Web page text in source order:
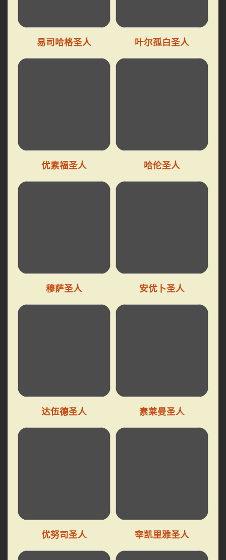
易司哈格圣人 叶尔孤白圣人
优素福圣人 哈伦圣人
穆萨圣人 安优卜圣人
达伍德圣人 素莱曼圣人
优努司圣人 宰凯里雅圣人